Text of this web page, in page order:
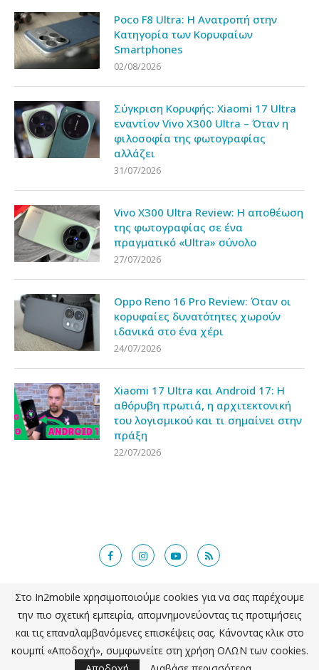
Poco F8 Ultra: Η Ανατροπή στην
Κατηγορία των Κορυφαίων
Smartphones
02/08/2026
Σύγκριση Κορυφής: Xiaomi 17 Ultra
εναντίον Vivo X300 Ultra – Όταν η
φιλοσοφία της φωτογραφίας
αλλάζει
31/07/2026
Vivo X300 Ultra Review: Η αποθέωση
της φωτογραφίας σε ένα
πραγματικό «Ultra» σύνολο
27/07/2026
Oppo Reno 16 Pro Review: Όταν οι
κορυφαίες δυνατότητες χωρούν
ιδανικά στο ένα χέρι
24/07/2026
Xiaomi 17 Ultra και Android 17: Η
αθόρυβη πρωτιά, η αρχιτεκτονική
του λογισμικού και τι σημαίνει στην
πράξη
22/07/2026
@2018 - in2mobile.gr. All Right Reserved. Designed and developed by
mcde.gr
ΕΠΙΣΤΡΟΦΗ ΣΤΗΝ ΚΟΡΥΦΗ
Στο In2mobile xρησιμοποιούμε cookies για να σας παρέχουμε
την πιο σχετική εμπειρία, απομνημονεύοντας τις προτιμήσεις
και τις επαναλαμβανόμενες επισκέψεις σας. Κάνοντας κλικ στο
κουμπί «Αποδοχή», συμφωνείτε στη χρήση ΟΛΩΝ των cookies.